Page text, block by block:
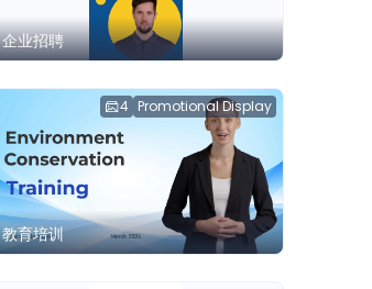
企业招聘
4 Promotional Display
教育培训